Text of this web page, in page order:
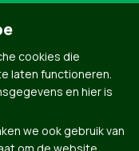
cookies die
laten functioneren.
en hier is
we ook gebruik van